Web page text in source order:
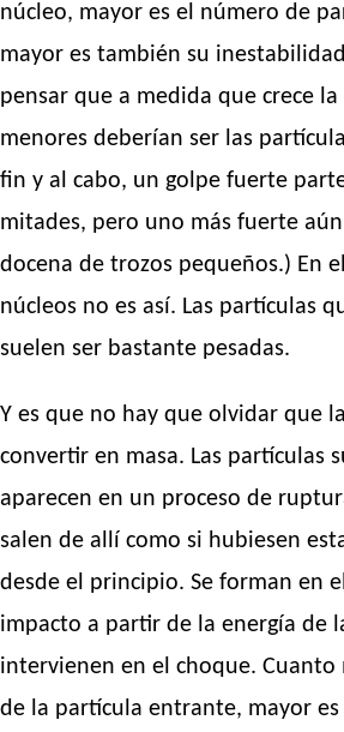
núcleo, mayor es el número de
mayor es también su
pensar que a medida que crece
menores deberían ser las
fin y al cabo, un golpe fuerte
mitades, pero uno más fuerte
docena de trozos pequeños.) En
núcleos no es así. Las partículas
suelen ser bastante pesadas.
Y es que no hay que olvidar que
convertir en masa. Las partículas
aparecen en un proceso de
salen de allí como si hubiesen
desde el principio. Se forman en
impacto a partir de la energía de
intervienen en el choque. Cuanto
de la partícula entrante, mayor